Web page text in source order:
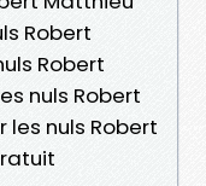
Robert
Robert
nuls Robert
les nuls Robert